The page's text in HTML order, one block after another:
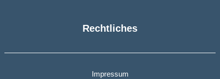
Rechtliches
Impressum